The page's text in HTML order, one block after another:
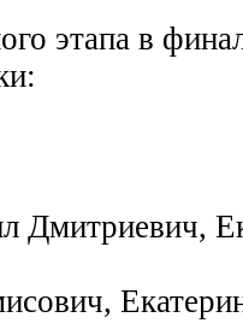
этапа в
Дмитриевич,